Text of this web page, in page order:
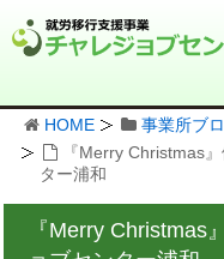
HOME
事業所ブ
『Merry Christmas
ター浦和
『Merry Christmas